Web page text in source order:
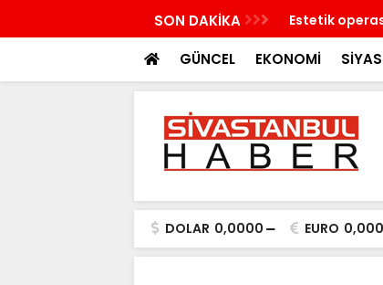
SON DAKİKA
Estetik
ortaya çıktı
GÜNCEL EKONOMİ
DOLAR 0,0000 EURO